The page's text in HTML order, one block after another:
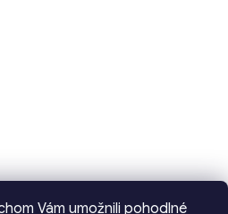
Vám umožnili pohodlné